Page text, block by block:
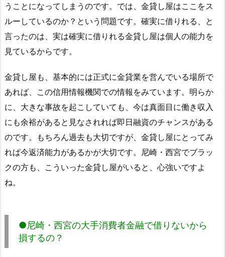
うことになってしまうのです。では、金貸し屋はここをス
ルーしているのか？という問題です。確実に借りれる、と
言ったのは、実は確実に借りれる金貸し屋は個人の能力を
見ているからです。
金貸し屋も、基本的には正式に金貸業を営んでいる場所で
あれば、この信用情報機関での情報をみています。明らか
に、大きな事故を起こしていても、今は真面目に働き収入
にも余裕があると見なされれば即日融資のチャンスがある
のです。もちろん過去も大切ですが、金貸し屋にとってみ
れば今返済能力があるかが大切です。尼崎・西宮でブラッ
クの方も、こういった金貸し屋がいると、心強いですよ
ね。
●尼崎・西宮の大手消費者金融で借りないから
損するの？